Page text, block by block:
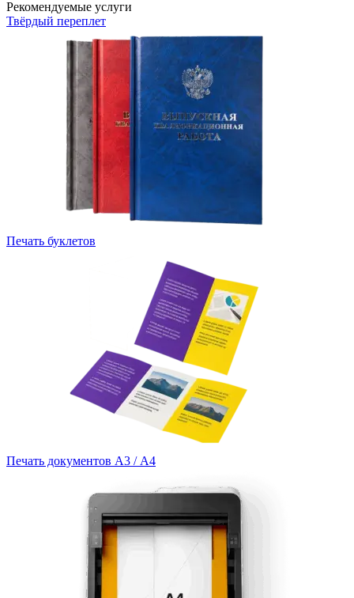
Рекомендуемые услуги
Твёрдый переплет
Печать буклетов
Печать документов А3 / А4